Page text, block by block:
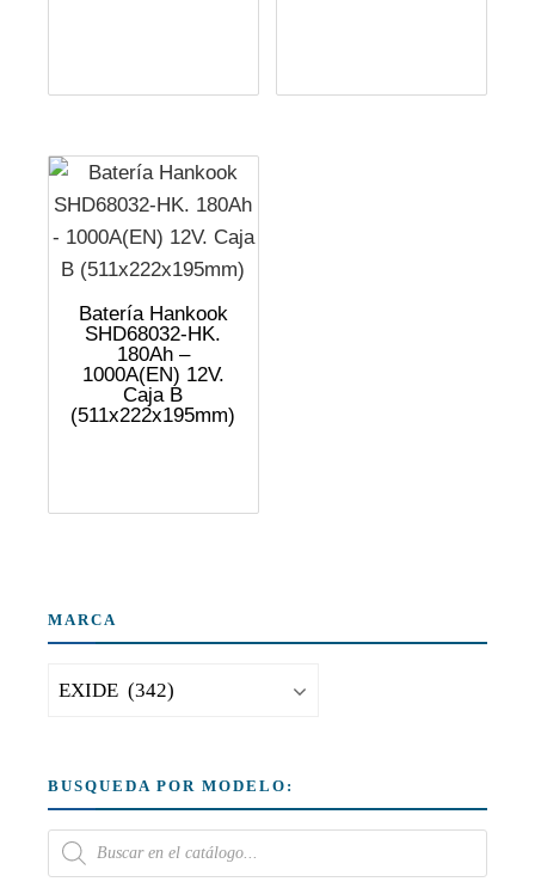
Batería Hankook
SHD68032-HK.
180Ah –
1000A(EN) 12V.
Caja B
(511x222x195mm)
MARCA
BUSQUEDA POR MODELO: